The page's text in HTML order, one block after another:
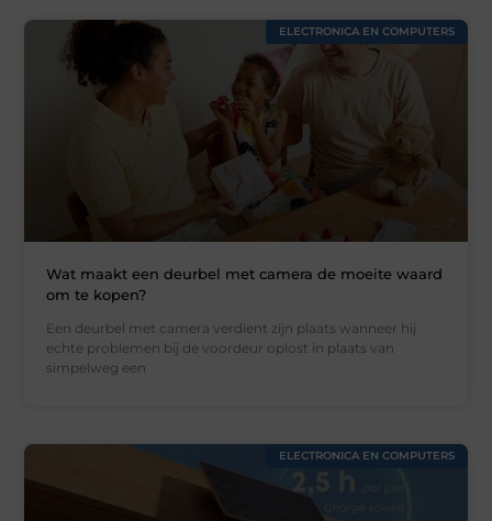
ELECTRONICA EN COMPUTERS
Wat maakt een deurbel met camera de moeite waard
om te kopen?
Een deurbel met camera verdient zijn plaats wanneer hij
echte problemen bij de voordeur oplost in plaats van
simpelweg een
ELECTRONICA EN COMPUTERS